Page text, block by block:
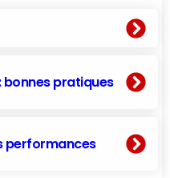
bonnes pratiques
performances